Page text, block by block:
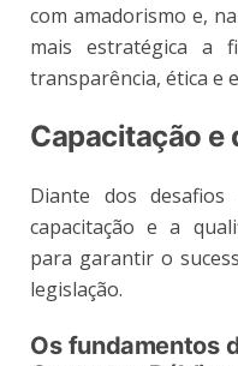
com amadorismo e,
mais estratégica a
transparência, ética e
Capacitação e
Diante dos desafios
capacitação e a
para garantir o
legislação.
Os fundamentos